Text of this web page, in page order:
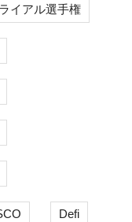
イアル選手権
Defi